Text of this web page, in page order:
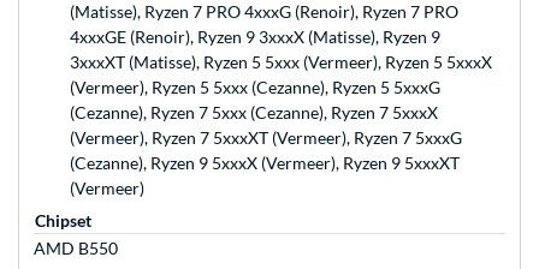
(Matisse), Ryzen 7 PRO 4xxxG (Renoir), Ryzen 7 PRO
4xxxGE (Renoir), Ryzen 9 3xxxX (Matisse), Ryzen 9
3xxxXT (Matisse), Ryzen 5 5xxx (Vermeer), Ryzen 5 5xxxX
(Vermeer), Ryzen 5 5xxx (Cezanne), Ryzen 5 5xxxG
(Cezanne), Ryzen 7 5xxx (Cezanne), Ryzen 7 5xxxX
(Vermeer), Ryzen 7 5xxxXT (Vermeer), Ryzen 7 5xxxG
(Cezanne), Ryzen 9 5xxxX (Vermeer), Ryzen 9 5xxxXT
(Vermeer)
Chipset
AMD B550